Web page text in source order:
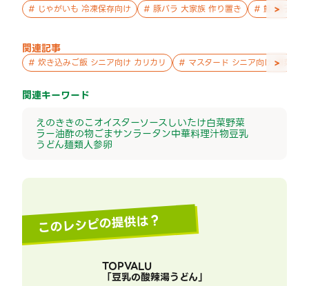
# じゃがいも 冷凍保存向け # 豚バラ 大家族 作り置き # 鮭 親子 作
>
関連記事
# 炊き込みご飯 シニア向け カリカリ # マスタード シニア向け 副菜
>
関連キーワード
えのききのこオイスターソースしいたけ白菜野菜
ラー油酢の物ごまサンラータン中華料理汁物豆乳
うどん麺類人参卵
このレシピの提供は？
TOPVALU
「豆乳の酸辣湯うどん」